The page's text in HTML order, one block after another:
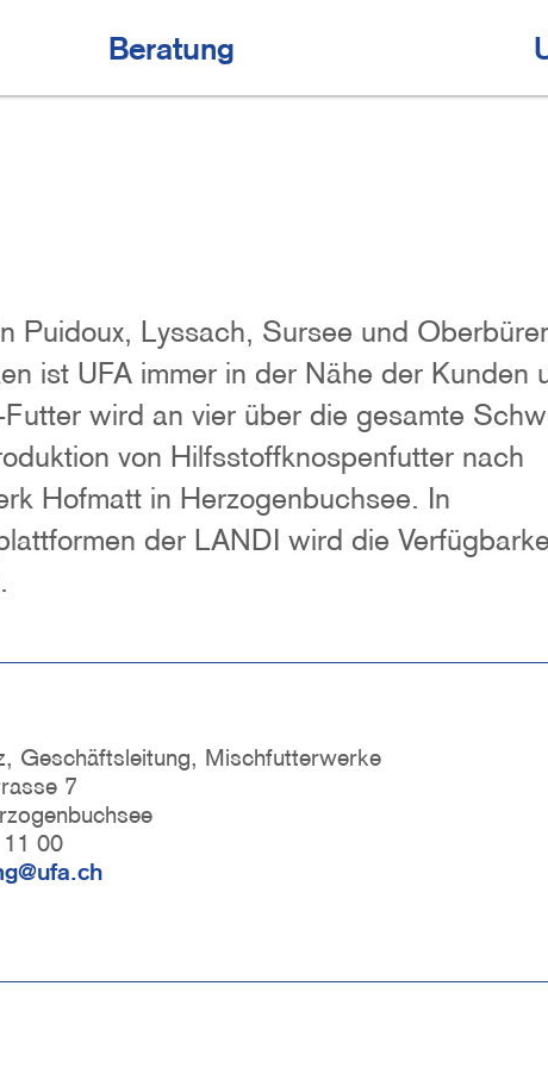
Beratung
Puidoux, Lyssach, Sursee und
ist UFA immer in der Nähe der Kunden
wird an vier über die gesamte
von Hilfsstoffknospenfutter nach
Hofmatt in Herzogenbuchsee. In
der LANDI wird die
Geschäftsleitung, Mischfutterwerke
7
00